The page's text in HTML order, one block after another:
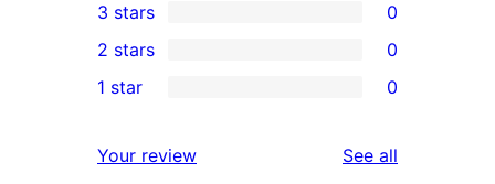
star
review
4-
star
reviews
0
3-
star
3 stars 0
2-
reviews
2 stars 0
star
1 star 0
Your review See all